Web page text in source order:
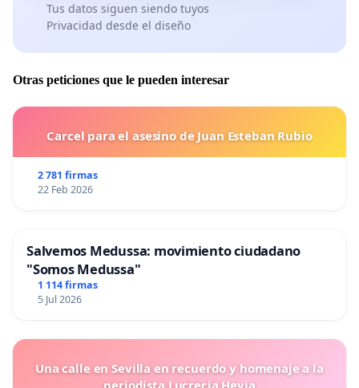
Tus datos siguen siendo tuyos
Privacidad desde el diseño
Otras peticiones que le pueden interesar
Carcel para el asesino de Juan Esteban Rubio
2 781 firmas
22 Feb 2026
Salvemos Medussa: movimiento ciudadano
"Somos Medussa"
1 114 firmas
5 Jul 2026
Una calle en Sevilla en recuerdo y homenaje a la